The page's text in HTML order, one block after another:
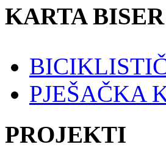
KARTA
PJEŠAČKA
PROJEKTI